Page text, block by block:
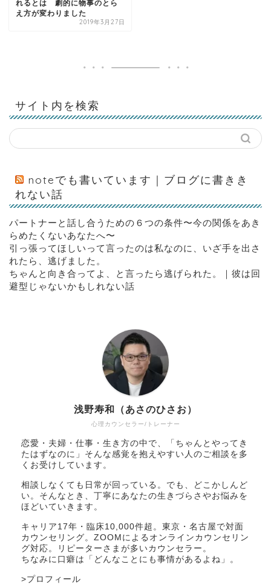
れるとは 劇的に物事のとら
え方が変わりました
2019年3月27日
サイト内を検索
noteでも書いています｜ブログに書きき
れない話
パートナーと話し合うための６つの条件〜今の関係をあき
らめたくないあなたへ〜
引っ張ってほしいって言ったのは私なのに、いざ手を出さ
れたら、逃げました。
ちゃんと向き合ってよ、と言ったら逃げられた。｜彼は回
避型じゃないかもしれない話
心理カウンセラー/トレーナー
浅野寿和（あさのひさお）
恋愛・夫婦・仕事・生き方の中で、「ちゃんとやってき
たはずなのに」そんな感覚を抱えやすい人のご相談を多
くお受けしています。
相談しなくても日常が回っている。でも、どこかしんど
い。そんなとき、丁寧にあなたの生きづらさやお悩みを
ほどいていきます。
キャリア17年・臨床10,000件超。東京・名古屋で対面
カウンセリング。ZOOMによるオンラインカウンセリン
グ対応。リピーターさまが多いカウンセラー。
ちなみに口癖は「どんなことにも事情があるよね」。
>プロフィール